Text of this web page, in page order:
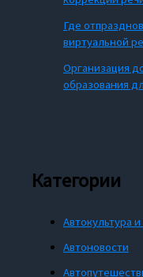
Где
виртуальной
Организация
образования
Категории
Автокультура
Автоновости